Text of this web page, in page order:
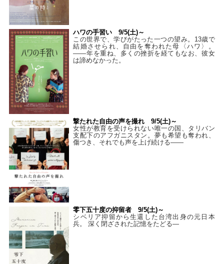
ハワの手習い 9/5(土)～
この世界で、学びがたった一つの望み。13歳で
結婚させられ、自由を奪われた母〈ハワ〉。
——年を重ね、多くの挫折を経てもなお、彼女
は諦めなかった。
撃たれた自由の声を撮れ 9/5(土)～
女性が教育を受けられない唯一の国、タリバン
支配下のアフガニスタン。夢も希望も奪われ、
傷つき、それでも声を上げ続ける——
零下五十度の抑留者 9/5(土)～
シベリア抑留から生還した台湾出身の元日本
兵。 深く閉ざされた記憶をたどる—